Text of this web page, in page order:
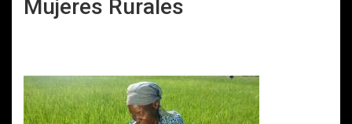
Mujeres Rurales